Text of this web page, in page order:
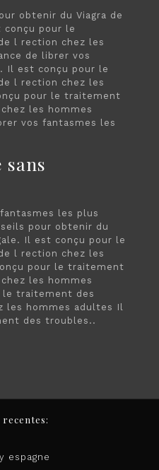
obtenir du Viagra de
pour le
l rection chez les
de librer vos
Il est conçu pour le
l rection chez les
pour le traitement
les hommes
vos fantasmes les
les plus
pour obtenir du
Il est conçu pour le
l rection chez les
pour le traitement
les hommes
le traitement des
les hommes adultes Il
des troubles..
recentes:
espagne